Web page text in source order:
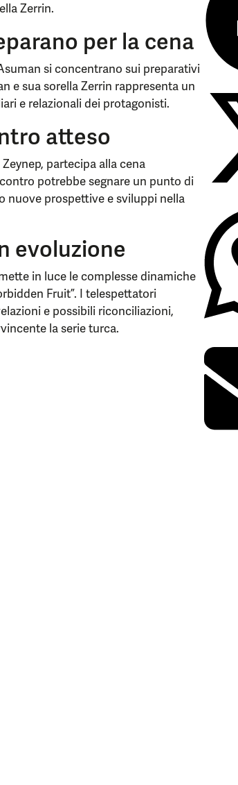
Zerrin.
per la cena
si concentrano sui preparativi
e sua sorella Zerrin rappresenta un
e relazionali dei protagonisti.
atteso
partecipa alla cena
potrebbe segnare un punto di
nuove prospettive e sviluppi nella
evoluzione
in luce le complesse dinamiche
Fruit”. I telespettatori
e possibili riconciliazioni,
la serie turca.